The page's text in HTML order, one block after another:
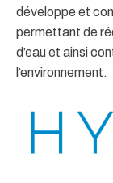
développe et
permettant de
d’eau et ainsi
l’environnement.